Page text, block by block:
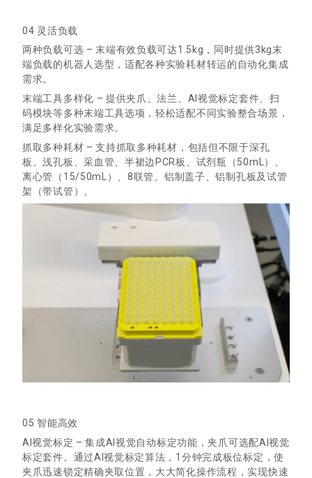
04 灵活负载
两种负载可选 – 末端有效负载可达1.5kg，同时提供3kg末
端负载的机器人选型，适配各种实验耗材转运的自动化集成
需求。
末端工具多样化 – 提供夹爪、法兰、AI视觉标定套件、扫
码模块等多种末端工具选项，轻松适配不同实验整合场景，
满足多样化实验需求。
抓取多种耗材 – 支持抓取多种耗材，包括但不限于深孔
板、浅孔板、采血管、半裙边PCR板、试剂瓶（50mL）、
离心管（15/50mL）、8联管、铝制盖子、铝制孔板及试管
架（带试管）。
05 智能高效
AI视觉标定 – 集成AI视觉自动标定功能，夹爪可选配AI视觉
标定套件。通过AI视觉标定算法，1分钟完成板位标定，使
夹爪迅速锁定精确夹取位置，大大简化操作流程，实现快速